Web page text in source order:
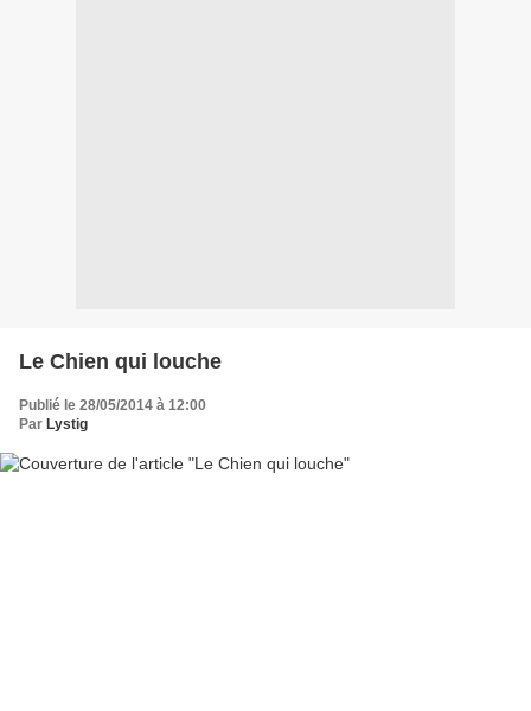
Le Chien qui louche
Publié le 28/05/2014 à 12:00
Par Lystig